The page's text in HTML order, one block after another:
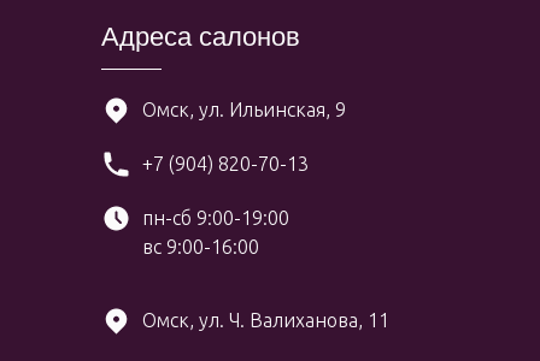
Адреса салонов
+7 (904) 820-70-13
пн-сб 9:00-19:00
вс 9:00-16:00
Омск, ул. Ильинская, 9
Омск, ул. Ч. Валиханова, 11